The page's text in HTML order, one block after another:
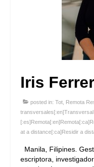
Iris Ferrer
posted in: Tot Remota
at a distance[:ca]Residir a
Manila, Filipines.
escriptora,